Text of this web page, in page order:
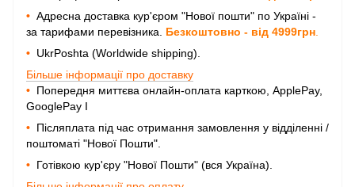
• Адресна доставка кур'єром "Нової пошти" по Україні -
за тарифами перевізника. Безкоштовно - від 4999грн
• UkrPoshta (Worldwide shipping).
Більше інформації про доставку
• Попередня миттєва онлайн-оплата карткою, ApplePay,
GooglePay I
• Післяплата під час отримання замовлення у відділенні /
поштоматі "Нової Пошти".
• Готівкою кур'єру "Нової Пошти" (вся Україна).